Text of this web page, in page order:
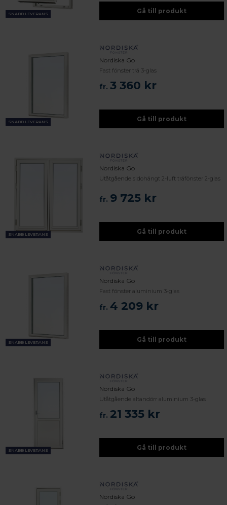
SNABB LEVERANS Gå till produkt
SNABB LEVERANS
Nordiska Go
Fast fönster trä 3-glas
fr. 3 360 kr
Gå till produkt
SNABB LEVERANS
Nordiska Go
Utåtgående sidohängt 2-luft träfönster 2-glas
fr. 9 725 kr
Gå till produkt
SNABB LEVERANS
Nordiska Go
Fast fönster aluminium 3-glas
fr. 4 209 kr
Gå till produkt
SNABB LEVERANS
Nordiska Go
Utåtgående altandörr aluminium 3-glas
fr. 21 335 kr
Gå till produkt
Nordiska Go